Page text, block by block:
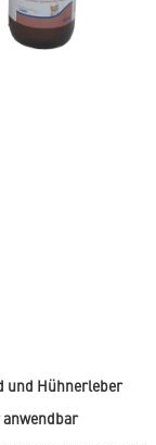
und Hühnerleber